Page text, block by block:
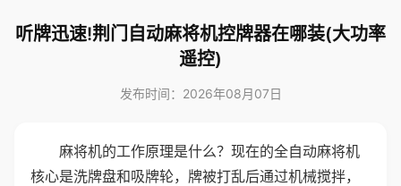
听牌迅速!荆门自动麻将机控牌器在哪装(大功率
遥控)
发布时间：2026年08月07日
麻将机的工作原理是什么？现在的全自动麻将机
核心是洗牌盘和吸牌轮，牌被打乱后通过机械搅拌，